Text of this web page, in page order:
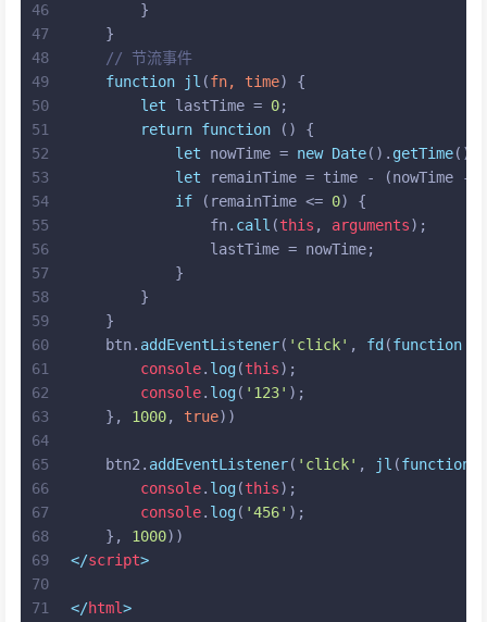
46
47
48
49
50
51
52
53
54
55
56
57
58
59
60
61
62
63
64
65
66
67
68
69
70
71
        }
    }
// 节流事件
function
jl (fn, time) {
let lastTime = 0;
return function ( ) {
let nowTime = new Date(). getTime();
let remainTime = time - (nowTime -
if (remainTime <= 0) {
                fn.
call (this , arguments);
                lastTime = nowTime;
            }
        }
    }
    btn.
addEventListener( 'click' , fd (function
console. log(this);
console. log( '123' );
    },
1000, true))
    btn2.
addEventListener( 'click' , jl (function
console. log(this);
console. log( '456' );
    },
1000))
</script>
</html>